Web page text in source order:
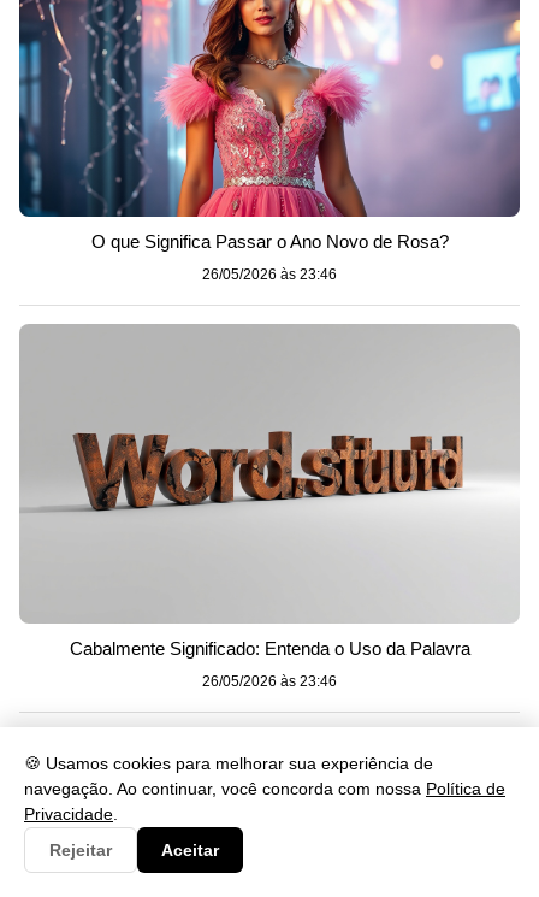
🍪 Usamos cookies para melhorar sua experiência de
navegação. Ao continuar, você concorda com nossa Política de
Privacidade
Rejeitar
Aceitar
O que Significa Passar o Ano Novo de Rosa?
26/05/2026 às 23:46
Cabalmente Significado: Entenda o Uso da Palavra
26/05/2026 às 23:46